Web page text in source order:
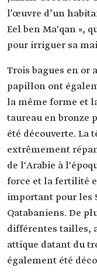
l’œuvre d’un
Eel ben Ma'qan »,
pour irriguer sa
Trois bagues en or
papillon ont
la même forme et
taureau en bronze
été découverte. La
extrêmement
de l'Arabie à
force et la fertilité
important pour les
Qatabaniens. De
différentes tailles,
attique datant du
également été